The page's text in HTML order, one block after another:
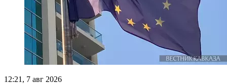
12:21, 7 авг 2026